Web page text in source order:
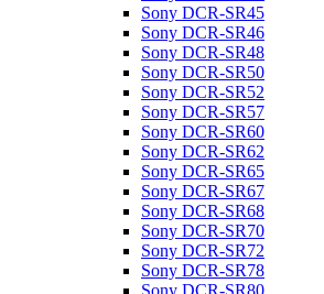
Sony DCR-SR45
Sony DCR-SR46
Sony DCR-SR48
Sony DCR-SR50
Sony DCR-SR52
Sony DCR-SR57
Sony DCR-SR60
Sony DCR-SR62
Sony DCR-SR65
Sony DCR-SR67
Sony DCR-SR68
Sony DCR-SR70
Sony DCR-SR72
Sony DCR-SR78
Sony DCR-SR80